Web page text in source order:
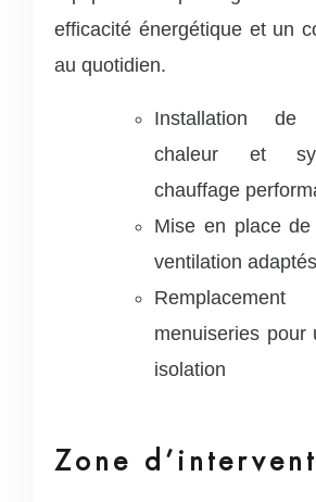
efficacité énergétique et un
au quotidien.
Installation
chaleur et
chauffage
Mise en place
ventilation adaptés
menuiseries pour
isolation
Zone